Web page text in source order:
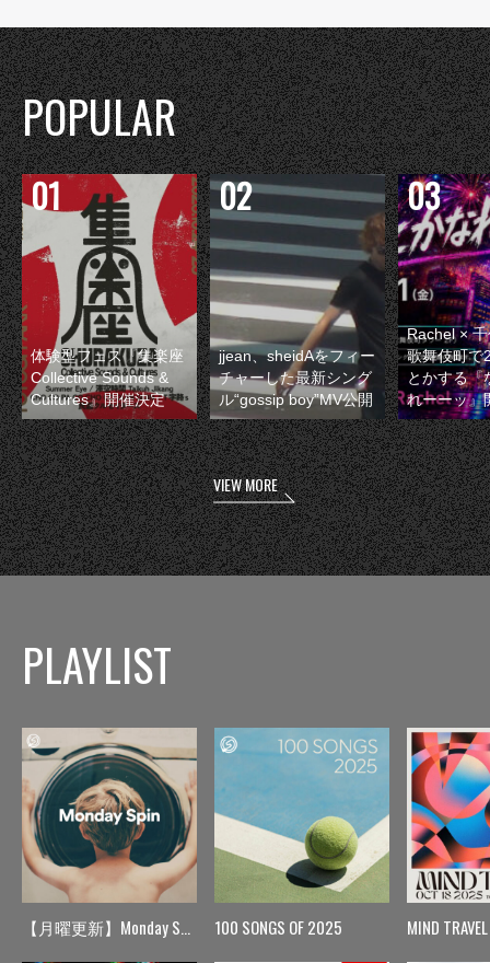
POPULAR
体験型フェス『集楽座
Collective Sounds &
Cultures』開催決定
jjean、sheidAをフィー
チャーした最新シング
ル“gossip boy”MV公開
Rachel ×
歌舞伎町で
とかする『
れーーッ』
VIEW MORE
PLAYLIST
【月曜更新】Monday Spin 100 SONGS OF 2025 MIND TRAVEL